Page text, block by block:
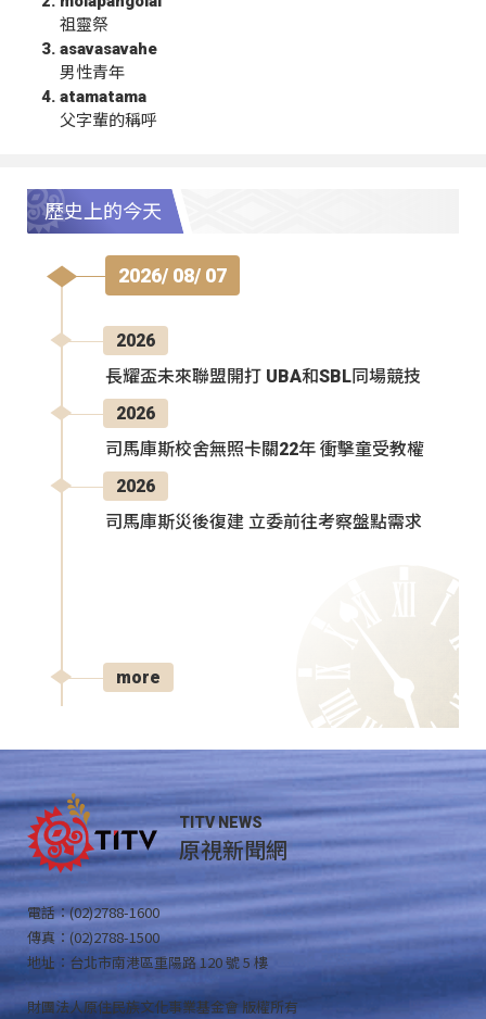
祖靈祭
asavasavahe
男性青年
atamatama
父字輩的稱呼
歷史上的今天
2026/ 08/ 07
2026
長耀盃未來聯盟開打 UBA和SBL同場競技
2026
司馬庫斯校舍無照卡關22年 衝擊童受教權
2026
司馬庫斯災後復建 立委前往考察盤點需求
more
TITV NEWS
原視新聞網
電話：(02)2788-1600
傳真：(02)2788-1500
地址：台北市南港區重陽路 120 號 5 樓
財團法人原住民族文化事業基金會 版權所有